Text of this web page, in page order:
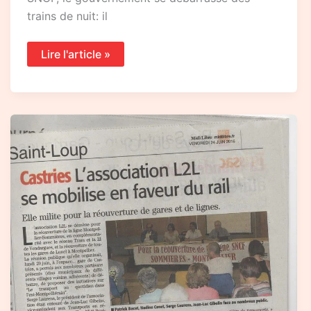
trains de nuit: il
Lire l'article »
NATIONALES
….
la
restitution
…
les
luttes!
!